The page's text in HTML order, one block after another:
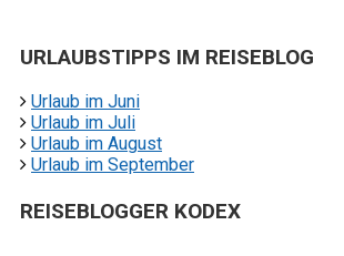
URLAUBSTIPPS IM REISEBLOG
Urlaub im Juni
Urlaub im Juli
Urlaub im August
Urlaub im September
REISEBLOGGER KODEX